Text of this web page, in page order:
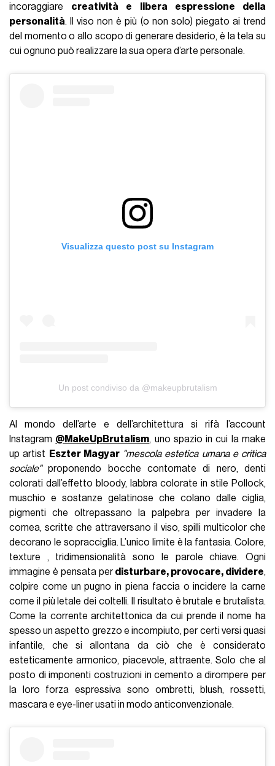
incoraggiare creatività e libera espressione della
personalità. Il viso non è più (o non solo) piegato ai trend
del momento o allo scopo di generare desiderio, è la tela su
cui ognuno può realizzare la sua opera d’arte personale.
Visualizza questo post su Instagram
Un post condiviso da @makeupbrutalism
Al mondo dell’arte e dell’architettura si rifà l’account
Instagram @MakeUpBrutalism, uno spazio in cui la make
up artist
Eszter Magyar "mescola estetica umana e critica
sociale"proponendo bocche contornate di nero, denti
colorati dall’effetto bloody, labbra colorate in stile Pollock,
muschio e sostanze gelatinose che colano dalle ciglia,
pigmenti che oltrepassano la palpebra per invadere la
cornea, scritte che attraversano il viso, spilli multicolor che
decorano le sopracciglia. L’unico limite è la fantasia. Colore,
texture , tridimensionalità sono le parole chiave. Ogni
immagine è pensata perdisturbare, provocare, dividere,
colpire come un pugno in piena faccia o incidere la carne
come il più letale dei coltelli. Il risultato è brutale e brutalista.
Come la corrente architettonica da cui prende il nome ha
spesso un aspetto grezzo e incompiuto, per certi versi quasi
infantile, che si allontana da ciò che è considerato
esteticamente armonico, piacevole, attraente. Solo che al
posto di imponenti costruzioni in cemento a dirompere per
la loro forza espressiva sono ombretti, blush, rossetti,
mascara e eye-liner usati in modo anticonvenzionale.